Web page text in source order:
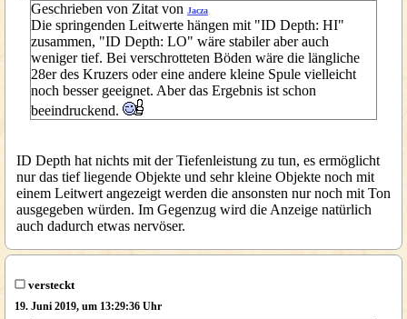
Geschrieben von Zitat von Jacza
Die springenden Leitwerte hängen mit "ID Depth: HI"
zusammen, "ID Depth: LO" wäre stabiler aber auch
weniger tief. Bei verschrotteten Böden wäre die längliche
28er des Kruzers oder eine andere kleine Spule vielleicht
noch besser geeignet. Aber das Ergebnis ist schon
beeindruckend.
ID Depth hat nichts mit der Tiefenleistung zu tun, es ermöglicht
nur das tief liegende Objekte und sehr kleine Objekte noch mit
einem Leitwert angezeigt werden die ansonsten nur noch mit Ton
ausgegeben würden. Im Gegenzug wird die Anzeige natürlich
auch dadurch etwas nervöser.
versteckt
19. Juni 2019, um 13:29:36 Uhr